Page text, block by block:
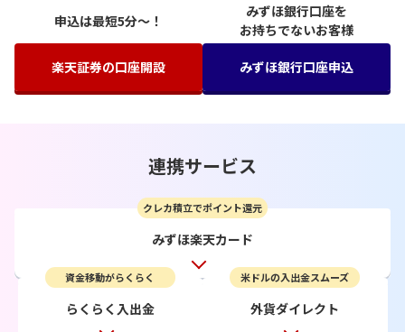
申込は最短5分〜！
楽天証券の口座開設
みずほ銀行口座を
お持ちでないお客様
みずほ銀行口座申込
連携サービス
クレカ積立でポイント還元
みずほ楽天カード
資金移動がらくらく
らくらく入出金
米ドルの入出金スムーズ
外貨ダイレクト